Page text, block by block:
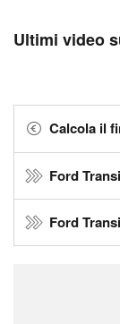
Ultimi video
Calcola il
Ford
Ford